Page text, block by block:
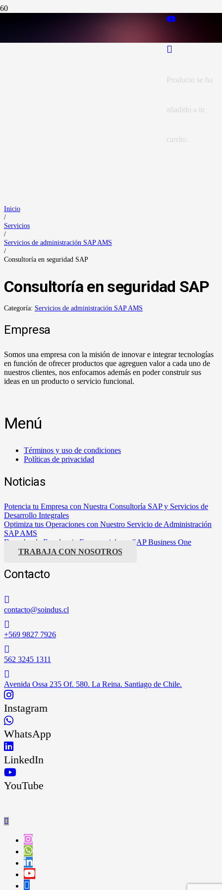
Producto se ha
añadido a tu
carrito.
Inicio
/
Servicios
/
Servicios de administración SAP AMS
/
Consultoría en seguridad SAP
Consultoría en seguridad SAP
Categoría: Servicios de administración SAP AMS
Empresa
Somos una empresa con la misión de innovar e integrar tecnologías
en función de ofrecer productos que agreguen valor a cada uno de
nuestros clientes, nos enfocamos además en poder construir sus
ideas en un producto o servicio funcional.
Menú
Términos y uso de condiciones
Políticas de privacidad
Noticias
Potencia tu Empresa con Nuestra Consultoría SAP y Servicios de
Desarrollo Integrales
Optimiza tus Operaciones con Nuestro Servicio de Administración
SAP AMS
Descubre la Excelencia Empresarial con SAP Business One
TRABAJA CON NOSOTROS
Contacto
contacto@soindus.cl
+569 9827 7926
562 3245 1311
Avenida Ossa 235 Of. 580. La Reina. Santiago de Chile.
Instagram
WhatsApp
LinkedIn
YouTube